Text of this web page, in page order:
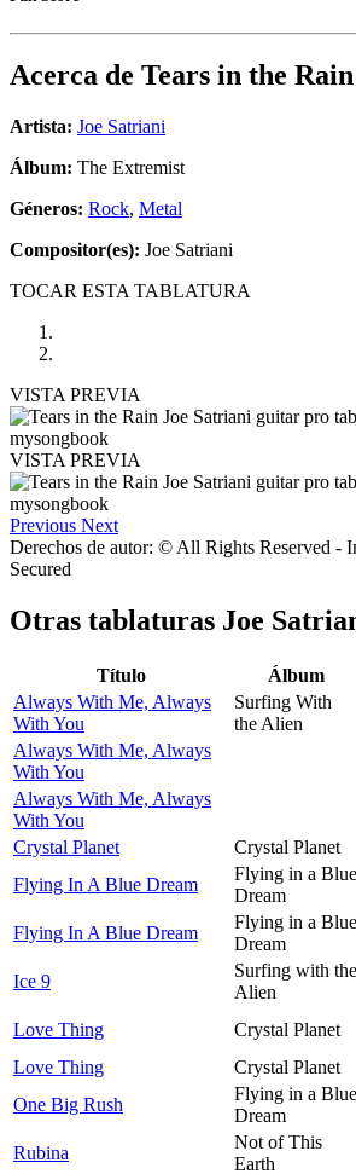
Acerca de Tears in the Rain
Artista: Joe Satriani
Álbum: The Extremist
Géneros: Rock, Metal
Compositor(es): Joe Satriani
TOCAR ESTA TABLATURA
VISTA PREVIA
VISTA PREVIA
Previous Next
Derechos de autor: © All Rights Reserved -
Secured
Otras tablaturas Joe
Título Álbum
Always With Me, Always
With You
Surfing With
the Alien
Always With Me, Always
With You
Always With Me, Always
With You
Crystal Planet
Crystal Planet
Flying In A Blue Dream
Flying in a Blue
Dream
Flying In A Blue Dream
Flying in a Blue
Dream
Ice 9
Surfing with the
Alien
Love Thing Crystal Planet
Love Thing
Crystal Planet
One Big Rush
Flying in a Blue
Dream
Rubina
Not of This
Earth